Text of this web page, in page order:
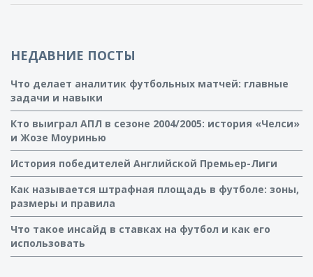
НЕДАВНИЕ ПОСТЫ
Что делает аналитик футбольных матчей: главные
задачи и навыки
Кто выиграл АПЛ в сезоне 2004/2005: история «Челси»
и Жозе Моуринью
История победителей Английской Премьер-Лиги
Как называется штрафная площадь в футболе: зоны,
размеры и правила
Что такое инсайд в ставках на футбол и как его
использовать